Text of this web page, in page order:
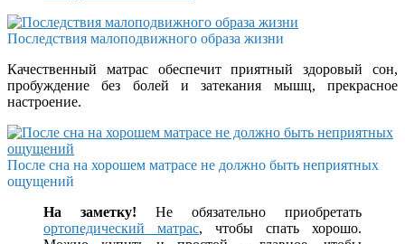
Последствия малоподвижного образа жизни
Качественный матрас обеспечит приятный здоровый сон,
пробуждение без болей и затекания мышц, прекрасное
настроение.
После сна на хорошем матрасе не должно быть неприятных
ощущений
На заметку! Не обязательно приобретать
ортопедический матрас, чтобы спать хорошо.